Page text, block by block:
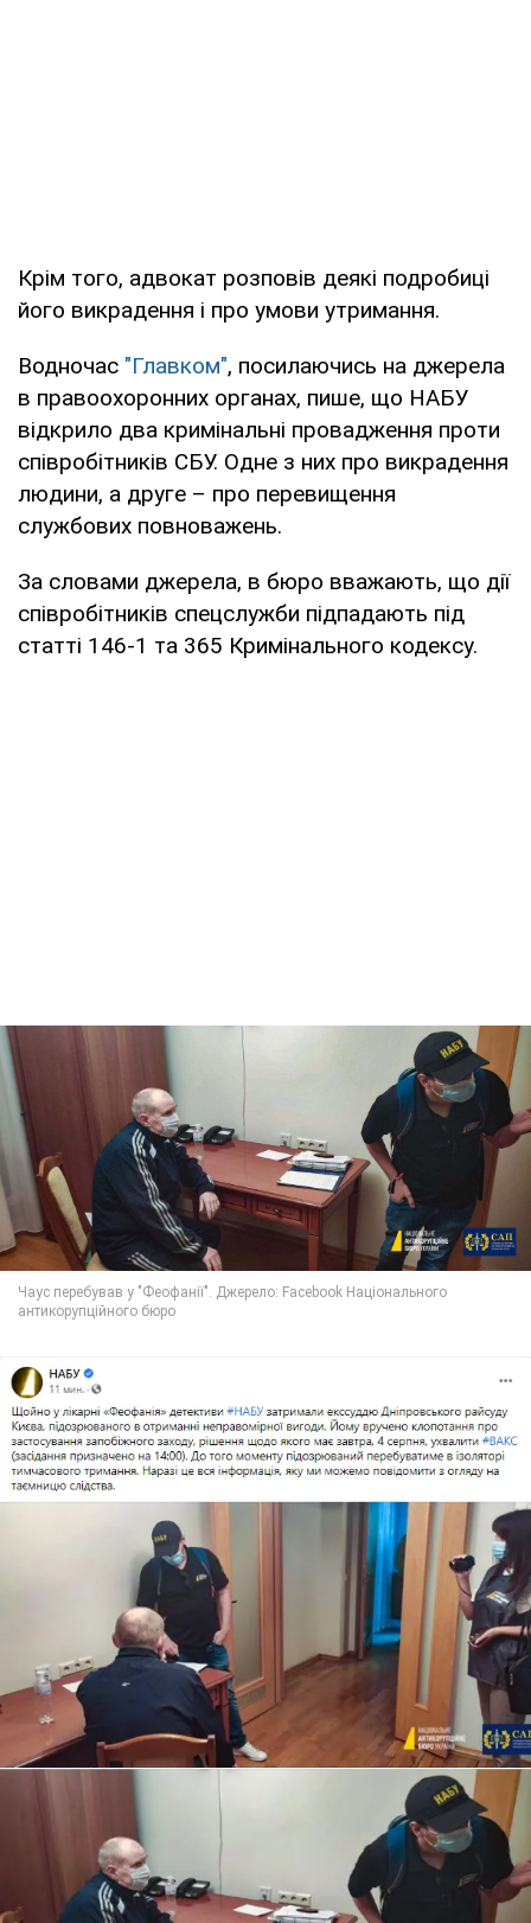
Крім того, адвокат розповів деякі подробиці
його викрадення і про умови утримання.
Водночас "Главком", посилаючись на джерела
в правоохоронних органах, пише, що НАБУ
відкрило два кримінальні провадження проти
співробітників СБУ. Одне з них про викрадення
людини, а друге – про перевищення
службових повноважень.
За словами джерела, в бюро вважають, що дії
співробітників спецслужби підпадають під
статті 146-1 та 365 Кримінального кодексу.